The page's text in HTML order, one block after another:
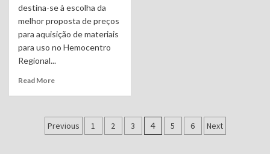
destina-se à escolha da
melhor proposta de preços
para aquisição de materiais
para uso no Hemocentro
Regional...
Read More
Navegação
Previous 1 2 3 4 5 6 Next